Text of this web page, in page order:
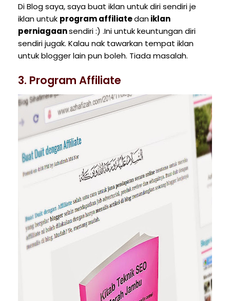
Di Blog saya, saya buat iklan untuk diri sendiri je
iklan untuk program affiliatedaniklan
perniagaansendiri :) .Ini untuk keuntungan diri
sendiri jugak. Kalau nak tawarkan tempat iklan
untuk blogger lain pun boleh. Tiada masalah.
3. Program Affiliate